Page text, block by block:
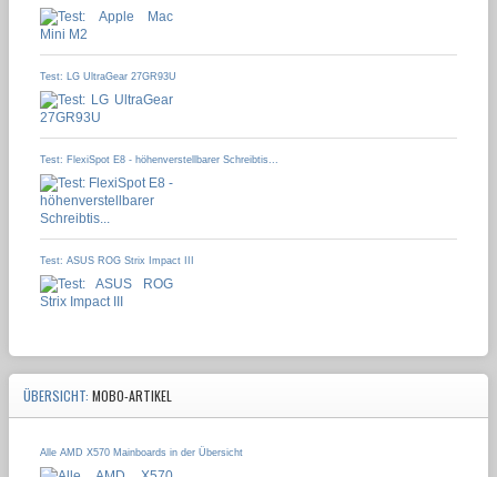
Test: LG UltraGear 27GR93U
Test: FlexiSpot E8 - höhenverstellbarer Schreibtis...
Test: ASUS ROG Strix Impact III
ÜBERSICHT: MOBO-ARTIKEL
Alle AMD X570 Mainboards in der Übersicht